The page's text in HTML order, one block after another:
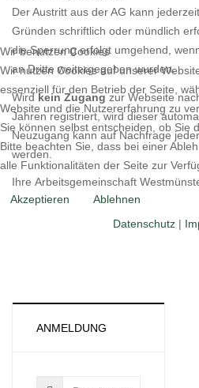
Der Austritt aus der AG kann
Gründen schriftlich oder mündlich
die Sperrung erfolgt umgehend,
an Dritte weitergegeben wurden.
Wirdkein Zugangzur Webseite
Jahren registriert, wird dieser
Neuzugang kann auf Nachfrage
werden.
Ihre Arbeitsgemeinschaft
ANMELDUNG
Wir benutzen Cookies
Wir nutzen Cookies auf unserer
essenziell für den Betrieb der Seite,
Website und die Nutzererfahrung zu
Sie können selbst entscheiden, ob Sie
Bitte beachten Sie, dass bei einer
alle Funktionalitäten der Seite zur
Akzeptieren
Ablehnen
Datenschutz |